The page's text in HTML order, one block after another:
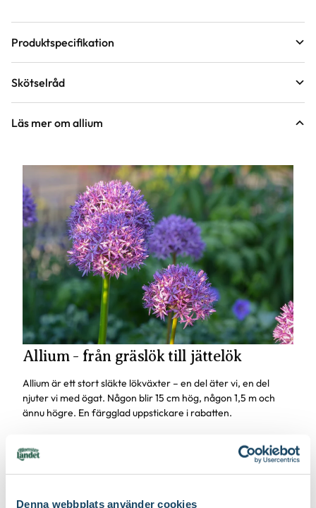
Denna webbplats använder cookies
Produktspecifikation
Förväntad sluthöjd
Blomningstid April, Maj
Förpackningsantal 12 st i förpackningen
Utmärkande egenskaper Fjärilslockande, För pollinatörer, Lång
blomningstid, Lättskött
333607
Skötselråd
Läge Sol till halvskugga, Sol
Läs mer om allium
Allium - från gräslök till jättelök
Allium är ett stort släkte lökväxter – en del äter vi, en del
njuter vi med ögat. Någon blir 15 cm hög, någon 1,5 m och
ännu högre. En färgglad uppstickare i rabatten.